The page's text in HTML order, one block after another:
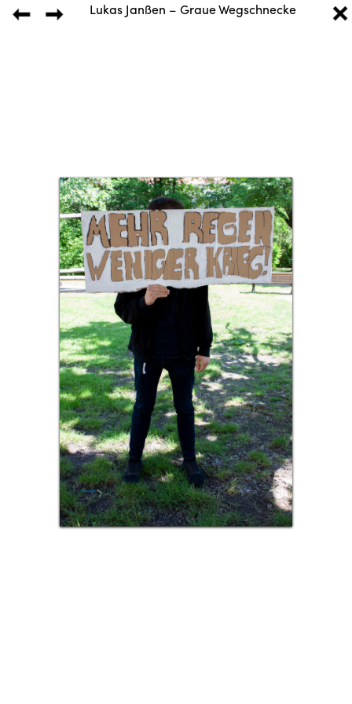
Lukas Janßen – Graue Wegschnecke